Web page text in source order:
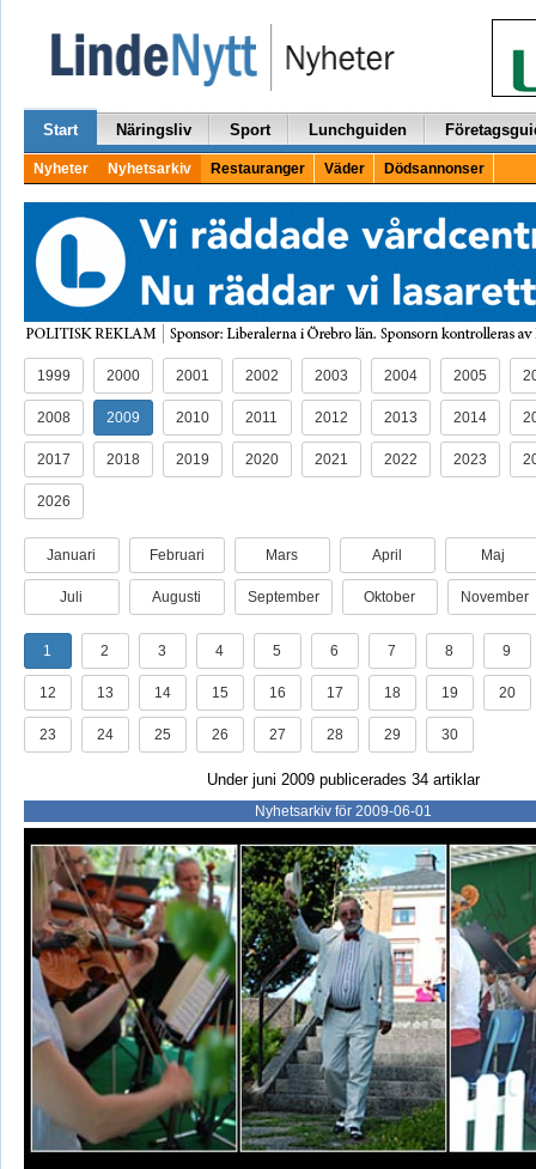
Start Näringsliv Sport Lunchguiden
Nyheter Nyhetsarkiv Restauranger Väder Dödsannonser
1999 2000 2001 2002 2003 2004 2005
2008 2009 2010 2011 2012 2013 2014
2017 2018 2019 2020 2021 2022 2023
2026
Januari Februari Mars April Maj
Juli Augusti September Oktober November
1 2 3 4 5 6 7 8 9
12 13 14 15 16 17 18 19 20
23 24 25 26 27 28 29 30
Under juni 2009 publicerades 34 artiklar
Nyhetsarkiv för 2009-06-01